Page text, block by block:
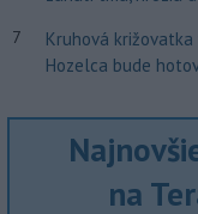
7
Kruhová križovatka
Hozelca bude
na